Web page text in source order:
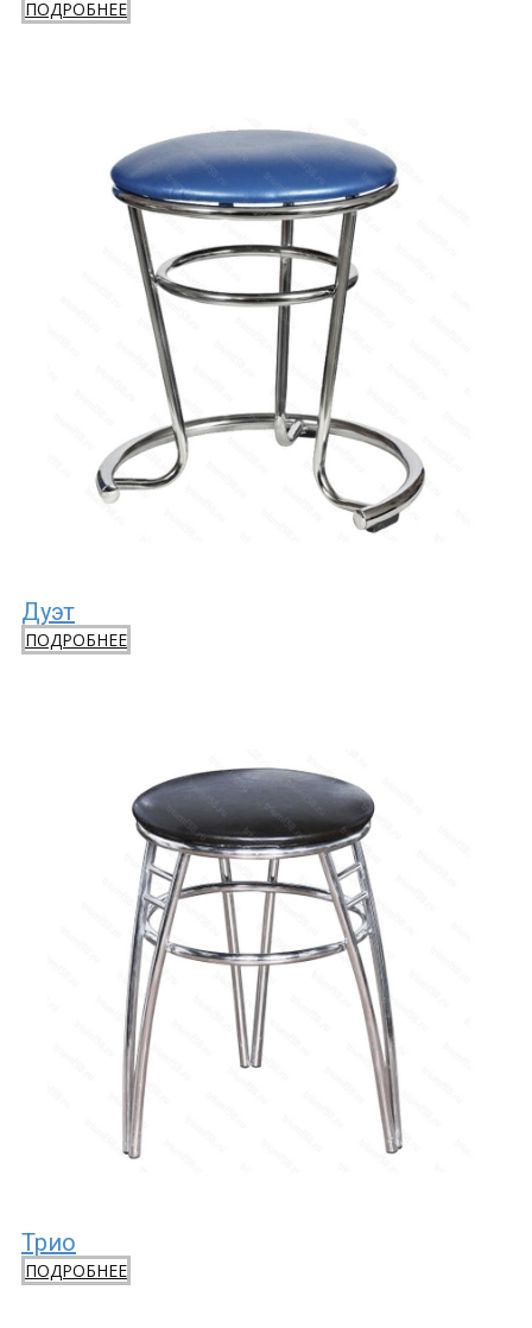
ПОДРОБНЕЕ
Дуэт
ПОДРОБНЕЕ
Трио
ПОДРОБНЕЕ